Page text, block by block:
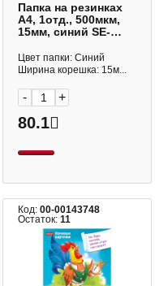
Папка на резинках
А4, 1отд., 500мкм,
15мм, синий SE-
Цвет папки: Синий
Ширина корешка: 15м...
- +
80.1
Код:00-00143748
Остаток:11